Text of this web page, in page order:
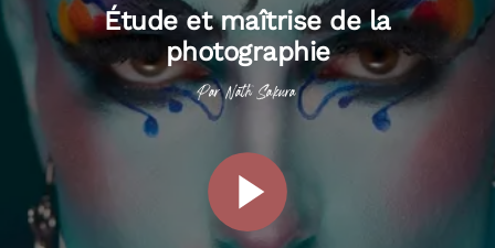
Étude et maîtrise de la
photographie
Par Nath Sakura